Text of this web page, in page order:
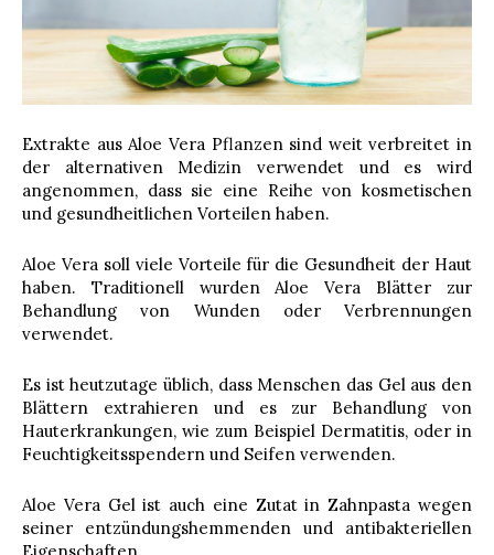
Extrakte aus Aloe Vera Pflanzen sind weit verbreitet in
der alternativen Medizin verwendet und es wird
angenommen, dass sie eine Reihe von kosmetischen
und gesundheitlichen Vorteilen haben.
Aloe Vera soll viele Vorteile für die Gesundheit der Haut
haben. Traditionell wurden Aloe Vera Blätter zur
Behandlung von Wunden oder Verbrennungen
verwendet.
Es ist heutzutage üblich, dass Menschen das Gel aus den
Blättern extrahieren und es zur Behandlung von
Hauterkrankungen, wie zum Beispiel Dermatitis, oder in
Feuchtigkeitsspendern und Seifen verwenden.
Aloe Vera Gel ist auch eine Zutat in Zahnpasta wegen
seiner entzündungshemmenden und antibakteriellen